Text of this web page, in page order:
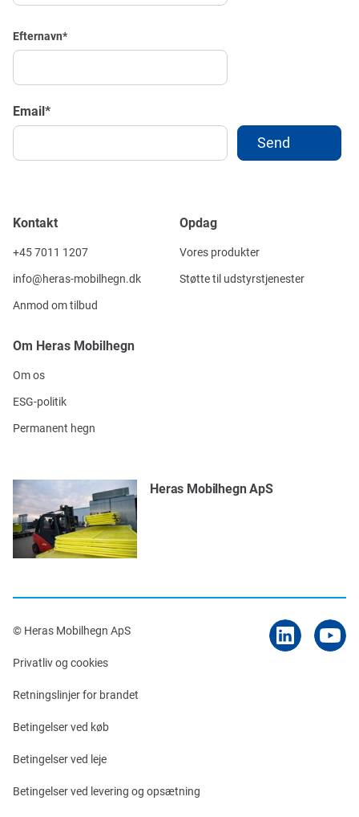
Efternavn*
Email*
Kontakt
+45 7011 1207
info@heras-mobilhegn.dk
Anmod om tilbud
Opdag
Vores produkter
Støtte til udstyrstjenester
Om Heras Mobilhegn
Om os
ESG-politik
Permanent hegn
Heras Mobilhegn ApS
© Heras Mobilhegn ApS
Privatliv og cookies
Retningslinjer for brandet
Betingelser ved køb
Betingelser ved leje
Betingelser ved levering og opsætning